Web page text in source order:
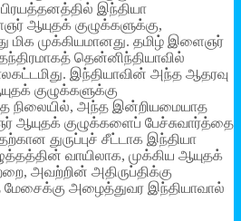
இந்தியா
ஆயுதக் குழுக்களுக்கு,
மிக முக்கியமானது. தமிழ் இளைஞர்
தென்னிந்தியாவில்
இந்தியாவின் அந்த ஆதரவு
குழுக்களுக்கு
நிலையில், அந்த இன்றியமையாத
குழுக்களைப் பேச்சுவார்த்தை
துருப்புச் சீட்டாக இந்தியா
வாயிலாக, முக்கிய ஆயுதக்
அவற்றின் அதிருப்திக்கு
மேசைக்கு அழைத்துவர இந்தியாவால்